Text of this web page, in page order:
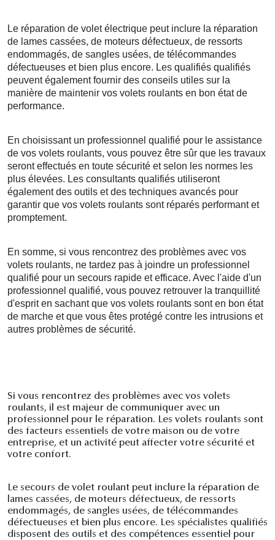
Le réparation de volet électrique peut inclure la réparation
de lames cassées, de moteurs défectueux, de ressorts
endommagés, de sangles usées, de télécommandes
défectueuses et bien plus encore. Les qualifiés qualifiés
peuvent également fournir des conseils utiles sur la
manière de maintenir vos volets roulants en bon état de
performance.
En choisissant un professionnel qualifié pour le assistance
de vos volets roulants, vous pouvez être sûr que les travaux
seront effectués en toute sécurité et selon les normes les
plus élevées. Les consultants qualifiés utiliseront
également des outils et des techniques avancés pour
garantir que vos volets roulants sont réparés performant et
promptement.
En somme, si vous rencontrez des problèmes avec vos
volets roulants, ne tardez pas à joindre un professionnel
qualifié pour un secours rapide et efficace. Avec l'aide d'un
professionnel qualifié, vous pouvez retrouver la tranquillité
d'esprit en sachant que vos volets roulants sont en bon état
de marche et que vous êtes protégé contre les intrusions et
autres problèmes de sécurité.
Si vous rencontrez des problèmes avec vos volets
roulants, il est majeur de communiquer avec un
professionnel pour le réparation. Les volets roulants sont
des facteurs essentiels de votre maison ou de votre
entreprise, et un activité peut affecter votre sécurité et
votre confort.
Le secours de volet roulant peut inclure la réparation de
lames cassées, de moteurs défectueux, de ressorts
endommagés, de sangles usées, de télécommandes
défectueuses et bien plus encore. Les spécialistes qualifiés
disposent des outils et des compétences essentiel pour